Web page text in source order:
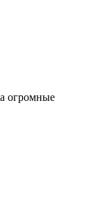
огромные